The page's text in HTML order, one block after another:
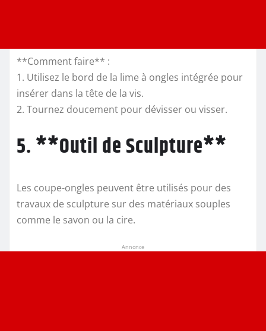
**Comment faire** :
1. Utilisez le bord de la lime à ongles intégrée pour
insérer dans la tête de la vis.
2. Tournez doucement pour dévisser ou visser.
5. **Outil de Sculpture**
Les coupe-ongles peuvent être utilisés pour des
travaux de sculpture sur des matériaux souples
comme le savon ou la cire.
Annonce